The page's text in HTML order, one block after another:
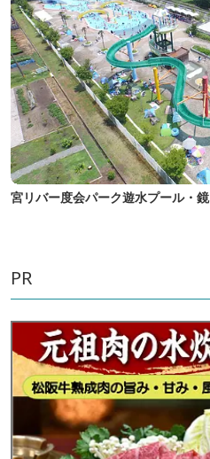
宮リバー度会パーク遊水プール・鏡
PR